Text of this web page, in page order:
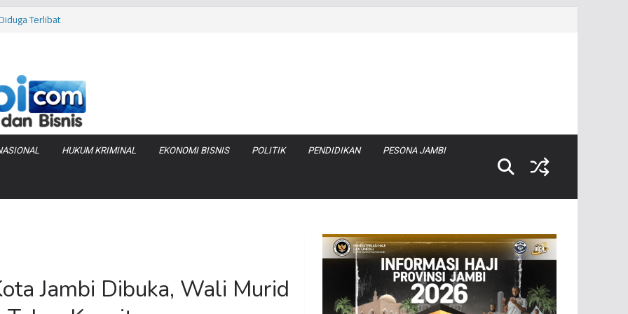
Terlibat
Jadi Rp
Zenix di
HUKUM KRIMINAL EKONOMI BISNIS POLITIK PENDIDIKAN PESONA JAMBI
Jambi Dibuka, Wali Murid